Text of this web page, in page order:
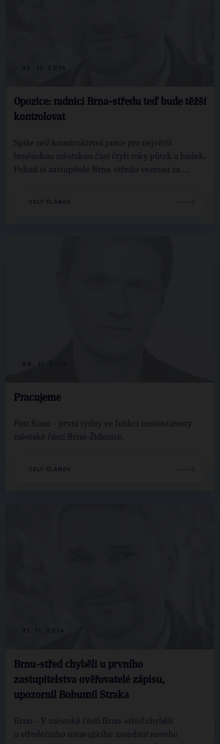
Opozice: radnici Brna-středu teď bude těžší
kontrolovat
Spíše než konstruktivní práce pro největší
brněnskou městskou část čtyři roky půtek a hádek.
Pokud si zastupitelé Brna-středu vezmou za ...
CELÝ ČLÁNEK
Pracujeme
Petr Kunc - první týdny ve funkci místostarosty
městské části Brno-Židenice.
CELÝ ČLÁNEK
Brnu-střed chyběli u prvního
zastupitelstva ověřovatelé zápisu,
upozornil Bohumil Straka
Brno – V městské části Brno-střed chyběli
u středečního ustavujícího zasedání nového